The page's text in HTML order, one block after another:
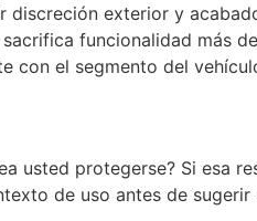
discreción exterior y
funcionalidad más
con el segmento del
usted protegerse? Si esa
de uso antes de sugerir